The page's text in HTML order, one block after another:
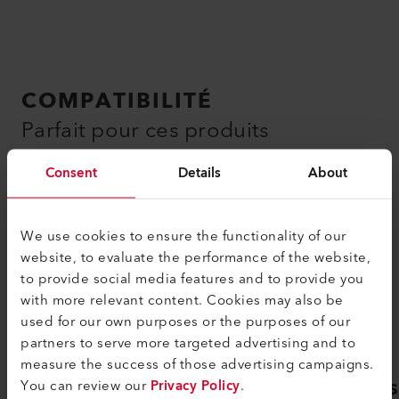
Consent Details About
We use cookies to ensure the functionality of our
website, to evaluate the performance of the website,
to provide social media features and to provide you
with more relevant content. Cookies may also be
used for our own purposes or the purposes of our
partners to serve more targeted advertising and to
measure the success of those advertising campaigns.
You can review ourPrivacy Policy.
COMPATIBILITÉ
Parfait pour ces produits
VARIMAT 300